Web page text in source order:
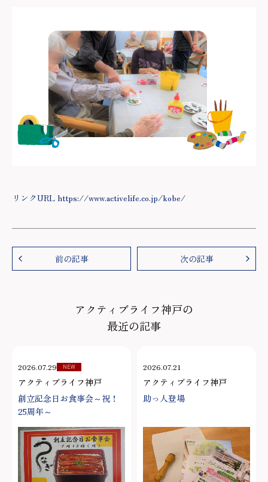
リンクURL https://www.activelife.co.jp/kobe/
前の記事 次の記事
アクティブライフ神戸の
最近の記事
2026.07.29 NEW
アクティブライフ神戸
創立記念日お食事会～祝！
25周年～
2026.07.21
アクティブライフ神戸
助っ人登場